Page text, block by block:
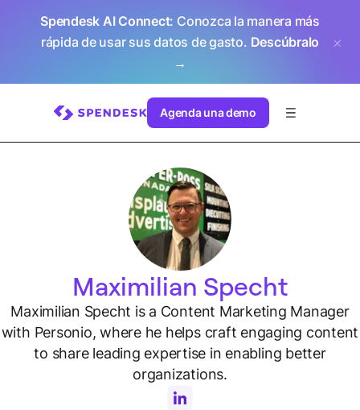
Spendesk AI Connect: Conozca la manera más
rápida de usar sus datos de gasto. Descúbralo
→
Agenda una demo
Maximilian Specht
Maximilian Specht is a Content Marketing Manager
with Personio, where he helps craft engaging content
to share leading expertise in enabling better
organizations.